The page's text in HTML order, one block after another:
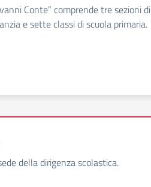
Conte” comprende tre sezioni di
e sette classi di scuola primaria.
della dirigenza scolastica.